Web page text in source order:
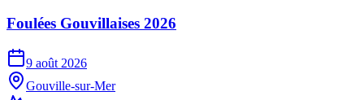
Foulées Gouvillaises 2026
9 août 2026
Gouville-sur-Mer